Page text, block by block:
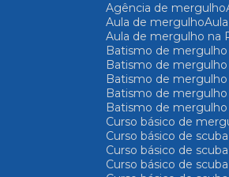
Agência de mergulho
Aula de mergulho
Aula de mergulho na
Batismo de
Batismo de
Batismo de
Batismo de
Batismo de
Curso básico de
Curso básico de
Curso básico de
Curso básico de